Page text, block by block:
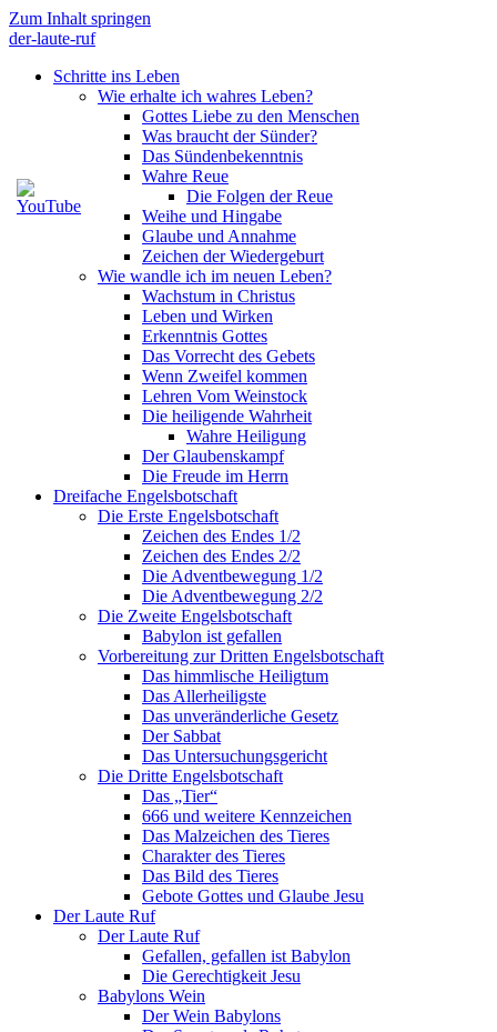
Zum Inhalt springen
der-laute-ruf
Schritte ins Leben
Wie erhalte ich wahres Leben?
Gottes Liebe zu den Menschen
Was braucht der Sünder?
Das Sündenbekenntnis
Wahre Reue
Die Folgen der Reue
Weihe und Hingabe
Glaube und Annahme
Zeichen der Wiedergeburt
Wie wandle ich im neuen Leben?
Wachstum in Christus
Leben und Wirken
Erkenntnis Gottes
Das Vorrecht des Gebets
Wenn Zweifel kommen
Lehren Vom Weinstock
Die heiligende Wahrheit
Wahre Heiligung
Der Glaubenskampf
Die Freude im Herrn
Dreifache Engelsbotschaft
Die Erste Engelsbotschaft
Zeichen des Endes 1/2
Zeichen des Endes 2/2
Die Adventbewegung 1/2
Die Adventbewegung 2/2
Die Zweite Engelsbotschaft
Babylon ist gefallen
Vorbereitung zur Dritten Engelsbotschaft
Das himmlische Heiligtum
Das Allerheiligste
Das unveränderliche Gesetz
Der Sabbat
Das Untersuchungsgericht
Die Dritte Engelsbotschaft
Das „Tier“
666 und weitere Kennzeichen
Das Malzeichen des Tieres
Charakter des Tieres
Das Bild des Tieres
Gebote Gottes und Glaube Jesu
Der Laute Ruf
Der Laute Ruf
Gefallen, gefallen ist Babylon
Die Gerechtigkeit Jesu
Babylons Wein
Der Wein Babylons